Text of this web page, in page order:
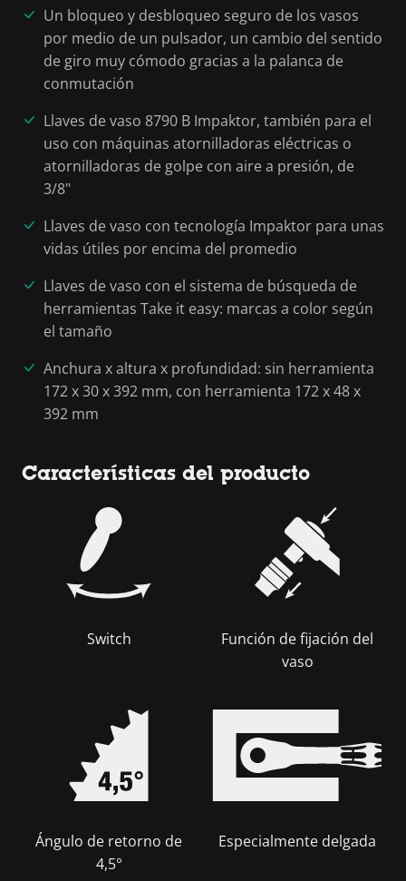
Un bloqueo y desbloqueo seguro de los vasos
por medio de un pulsador, un cambio del sentido
de giro muy cómodo gracias a la palanca de
conmutación
Llaves de vaso 8790 B Impaktor, también para el
uso con máquinas atornilladoras eléctricas o
atornilladoras de golpe con aire a presión, de
3/8"
Llaves de vaso con tecnología Impaktor para unas
vidas útiles por encima del promedio
Llaves de vaso con el sistema de búsqueda de
herramientas Take it easy: marcas a color según
el tamaño
Anchura x altura x profundidad: sin herramienta
172 x 30 x 392 mm, con herramienta 172 x 48 x
392 mm
Características del producto
Switch
Función de fijación del
vaso
Ángulo de retorno de
4,5°
Especialmente delgada